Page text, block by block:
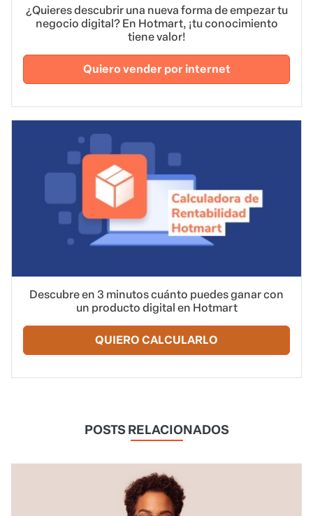
¿Quieres descubrir una nueva forma de empezar tu
negocio digital? En Hotmart, ¡tu conocimiento
tiene valor!
Quiero vender por internet
Descubre en 3 minutos cuánto puedes ganar con
un producto digital en Hotmart
QUIERO CALCULARLO
POSTS RELACIONADOS